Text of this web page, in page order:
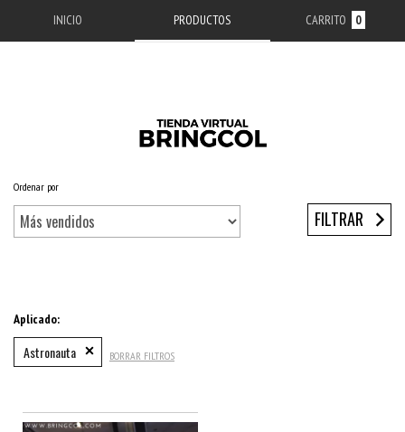
INICIO PRODUCTOS CARRITO 0
Inicio / ACCESORIOS APPLE
Ordenar por
FILTRAR
Aplicado:
Astronauta BORRAR FILTROS